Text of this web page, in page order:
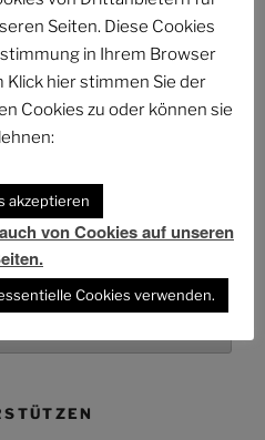
Seiten. Diese Cookies
in Ihrem Browser
hier stimmen Sie der
Cookies zu oder können sie
akzeptieren
von Cookies auf unseren
Cookies verwenden.